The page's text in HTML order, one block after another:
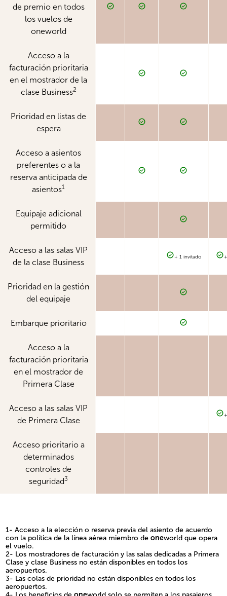
de premio en todos
los vuelos de
oneworld
Acceso a la
facturación prioritaria
en el mostrador de la
clase Business2
Prioridad en listas de
espera
Acceso a asientos
preferentes o a la
reserva anticipada de
asientos1
Equipaje adicional
permitido
Acceso a las salas VIP
de la clase Business
+ 1 invitado
Prioridad en la gestión
del equipaje
Embarque prioritario
Acceso a la
facturación prioritaria
en el mostrador de
Primera Clase
Acceso a las salas VIP
de Primera Clase
Acceso prioritario a
determinados
controles de
seguridad3
1- Acceso a la elección o reserva previa del asiento de acuerdo
con la política de la línea aérea miembro de oneworld que opera
el vuelo.
2- Los mostradores de facturación y las salas dedicadas a Primera
Clase y clase Business no están disponibles en todos los
aeropuertos.
3- Las colas de prioridad no están disponibles en todos los
aeropuertos.